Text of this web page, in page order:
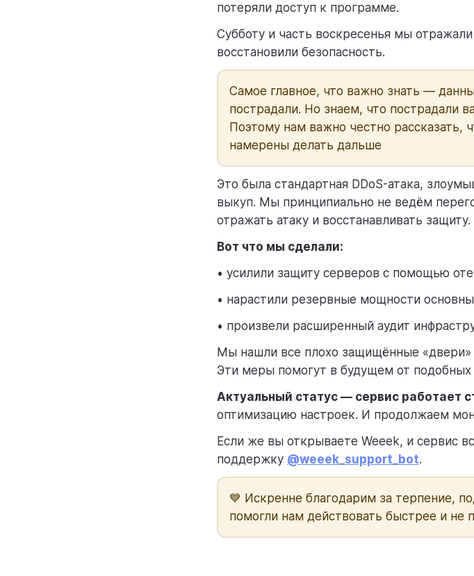
потеряли доступ к программе.
Субботу и часть воскресенья мы
восстановили безопасность.
Самое главное, что важно знать —
пострадали. Но знаем, что пострадали
Поэтому нам важно честно рассказать,
намерены делать дальше
Это была стандартная DDoS-атака,
выкуп. Мы принципиально не ведём
отражать атаку и восстанавливать защиту.
Вот что мы сделали:
• усилили защиту серверов с помощью
• нарастили резервные мощности
• произвели расширенный аудит
Мы нашли все плохо защищённые «двери»
Эти меры помогут в будущем от подобных
Актуальный статус — сервис работает
оптимизацию настроек. И продолжаем
Если же вы открываете Weeek, и сервис
поддержку @weeek_support_bot.
💙 Искренне благодарим за терпение,
помогли нам действовать быстрее и не